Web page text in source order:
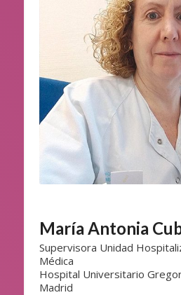
María Antonia
Supervisora Unidad
Médica
Hospital Universitario
Madrid